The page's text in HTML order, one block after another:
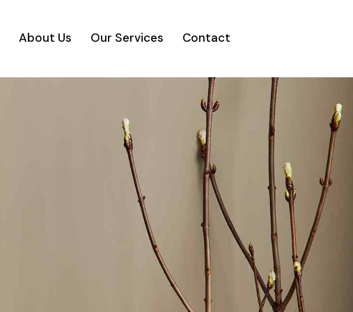
About Us Our Services Contact